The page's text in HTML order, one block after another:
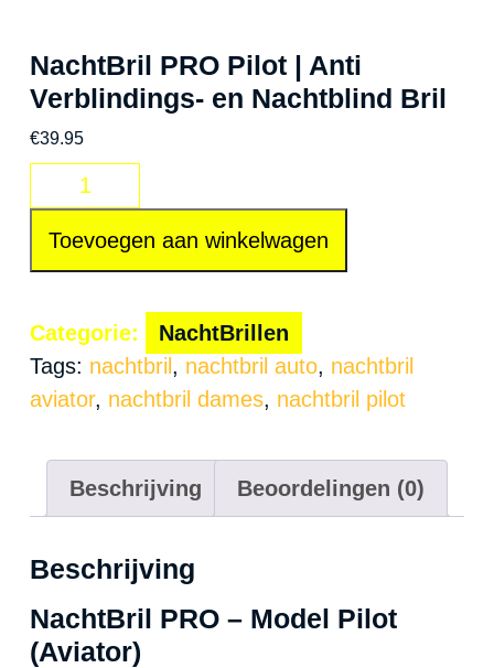
NachtBril PRO Pilot | Anti
Verblindings- en Nachtblind Bril
€39.95
NachtBril
PRO
Pilot
|
Verblindings-
en
Nachtblind
aantal
Toevoegen aan winkelwagen
Categorie:
NachtBrillen
Tags: nachtbril, nachtbril auto, nachtbril
aviator, nachtbril dames, nachtbril pilot
Beschrijving Beoordelingen (0)
Beschrijving
NachtBril PRO – Model Pilot
(Aviator)